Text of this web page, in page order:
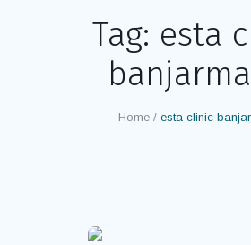
Tag: esta
Home / esta clinic